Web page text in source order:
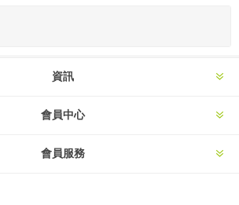
資訊
會員中心
會員服務